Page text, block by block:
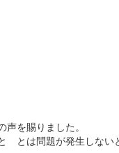
を賜りました。
は問題が発生しない